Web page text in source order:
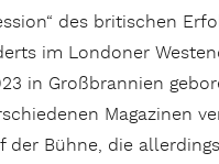
des britischen
im Londoner
in Großbrannien
Magazinen
der Bühne, die